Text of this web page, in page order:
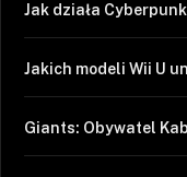
Jak działa
Jakich modeli Wii U
Giants: Obywatel